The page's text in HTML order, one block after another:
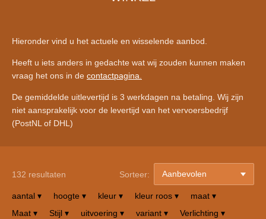
Hieronder vind u het actuele en wisselende aanbod.
Heeft u iets anders in gedachte wat wij zouden kunnen maken
vraag het ons in de contactpagina.
De gemiddelde uitlevertijd is 3 werkdagen na betaling. Wij zijn
niet aansprakelijk voor de levertijd van het vervoersbedrijf
(PostNL of DHL)
132 resultaten Sorteer:
aantal ▾ hoogte ▾ kleur ▾ kleur roos ▾ maat ▾
Maat ▾ Stijl ▾ uitvoering ▾ variant ▾ Verlichting ▾